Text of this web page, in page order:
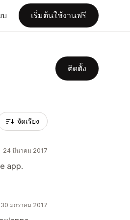
บ เริ่มต้นใช้งานฟรี
ติดตั้ง
จัดเรียง
24 มีนาคม 2017
app.
30 มกราคม 2017